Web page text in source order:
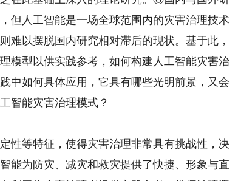
但人工智能是一场全球范围内的灾害治理技术
难以摆脱国内研究相对滞后的现状。基于此，
模型以供实践参考，如何构建人工智能灾害治
中如何具体应用，它具有哪些光明前景，又会
智能灾害治理模式？
等特征，使得灾害治理非常具有挑战性，决
能为防灾、减灾和救灾提供了快捷、形象与直